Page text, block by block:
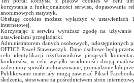
korzystania z funkcjonalności serwisu, dopasowania
anonimowych statystyk.
Obsługę cookies możesz wyłączyć w ustawieniach
internetowej.
Korzystając z serwisu wyrażasz zgodę na
ustawieniami przeglądarki.
Administratorem danych osobowych, udostępnionych
OFFICE Paweł Stawowczyk. Dane osobowe będą
celu identyfikacji użytkowników piszących
konkursów, w celu wysyłki wiadomości drogą
żaden inny sposób archiwizowane, gromadzone lub
Publikowane materiały mogą zawierać Piksel
śledzenia, stosowane za pośrednictwem stron